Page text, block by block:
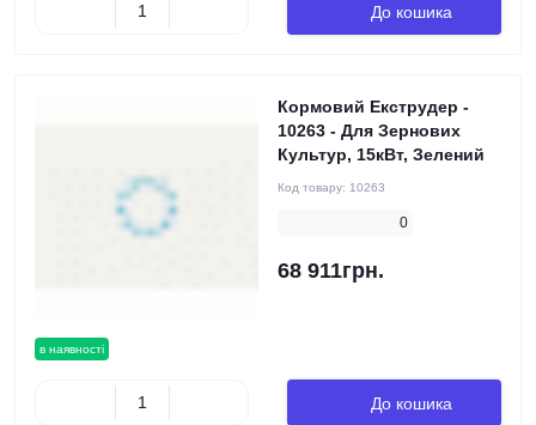
До кошика
в наявності
Кормовий Екструдер -
10263 - Для Зернових
Культур, 15кВт, Зелений
Код товару: 10263
0
68 911грн.
До кошика